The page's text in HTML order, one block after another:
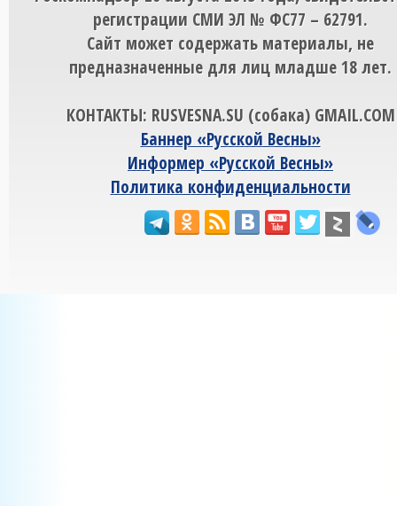
регистрации СМИ ЭЛ № ФС77 – 62791.
Сайт может содержать материалы, не
предназначенные для лиц младше 18 лет.
КОНТАКТЫ: RUSVESNA.SU (собака) GMAIL.COM
Баннер «Русской Весны»
Информер «Русской Весны»
Политика конфиденциальности